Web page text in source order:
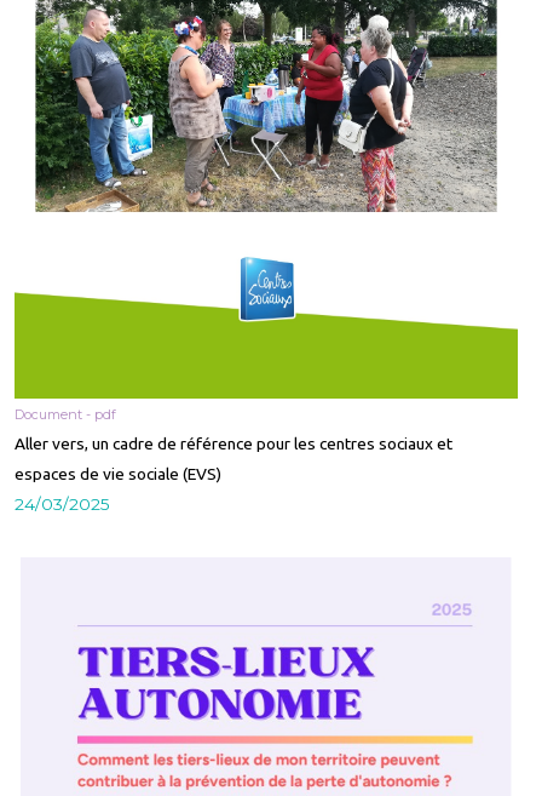
Document - pdf
Aller vers, un cadre de référence pour les centres sociaux et
espaces de vie sociale (EVS)
24/03/2025